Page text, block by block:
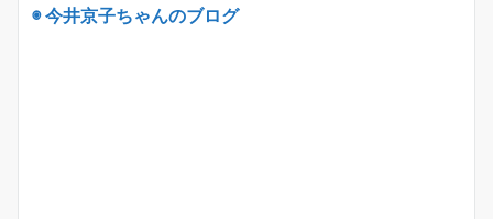
◉ 今井京子ちゃんのブログ